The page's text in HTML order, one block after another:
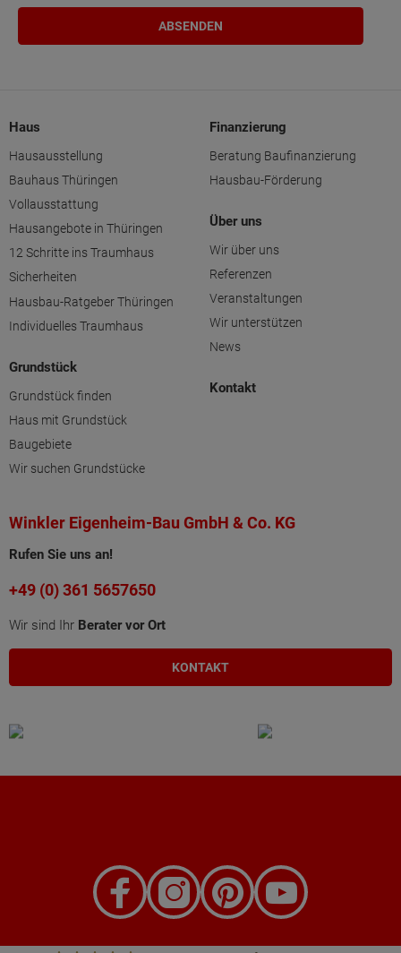
Haus
Hausausstellung
Bauhaus Thüringen
Vollausstattung
Hausangebote in Thüringen
12 Schritte ins Traumhaus
Sicherheiten
Hausbau-Ratgeber Thüringen
Individuelles Traumhaus
Grundstück
Grundstück finden
Haus mit Grundstück
Baugebiete
Wir suchen Grundstücke
Finanzierung
Beratung Baufinanzierung
Hausbau-Förderung
Über uns
Wir über uns
Referenzen
Veranstaltungen
Wir unterstützen
News
Kontakt
Winkler Eigenheim-Bau GmbH & Co. KG
Rufen Sie uns an!
+49 (0) 361 5657650
Wir sind Ihr Berater vor Ort
KONTAKT